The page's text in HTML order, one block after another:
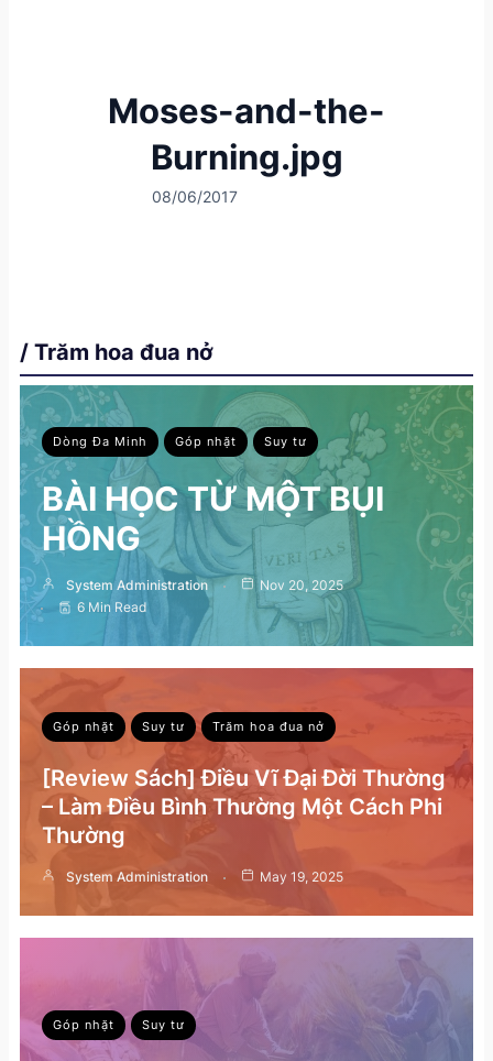
Moses-and-the-
Burning.jpg
08/06/2017
/ Trăm hoa đua nở
Dòng Đa Minh Góp nhặt Suy tư
BÀI HỌC TỪ MỘT BỤI
HỒNG
System Administration
Nov 20, 2025
6 Min Read
Góp nhặt Suy tư Trăm hoa đua nở
[Review Sách] Điều Vĩ Đại Đời Thường
– Làm Điều Bình Thường Một Cách Phi
Thường
System Administration May 19, 2025
Góp nhặt Suy tư